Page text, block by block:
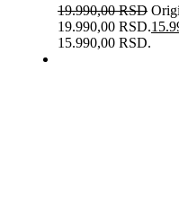
19.990,00RSD
19.990,00 RSD.
15.990,00 RSD.